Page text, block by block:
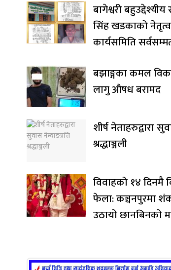
बागेश्वरी
सिंह खडकाको
कार्यसमिति
बझाङ्गका कमल
लागु औषध बरामद
शीर्ष नेताहरुद्वारा
श्रद्धाञ्जली
विवाहको १४ दिनमै
फेला: कञ्चनपुरमा
उठायो छानबिनको